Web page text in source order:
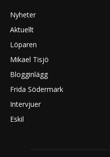
Nyheter
Aktuellt
Löparen
Mikael Tisjö
Blogginlägg
Frida Södermark
Intervjuer
Eskil